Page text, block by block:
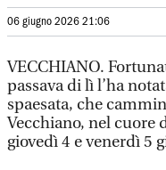
06 giugno 2026 21:06
VECCHIANO.
passava di lì l’ha
spaesata, che
Vecchiano, nel cuore
giovedì 4 e venerdì 5